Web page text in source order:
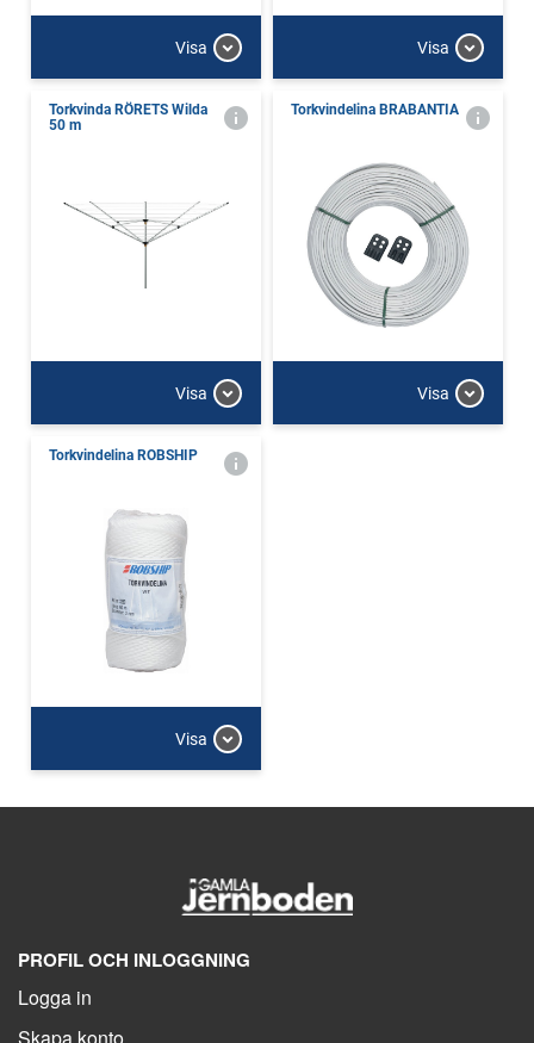
Visa Visa
Torkvinda RÖRETS Wilda
50 m
Visa
Torkvindelina BRABANTIA
Visa
Torkvindelina ROBSHIP
Visa
PROFIL OCH INLOGGNING
Logga in